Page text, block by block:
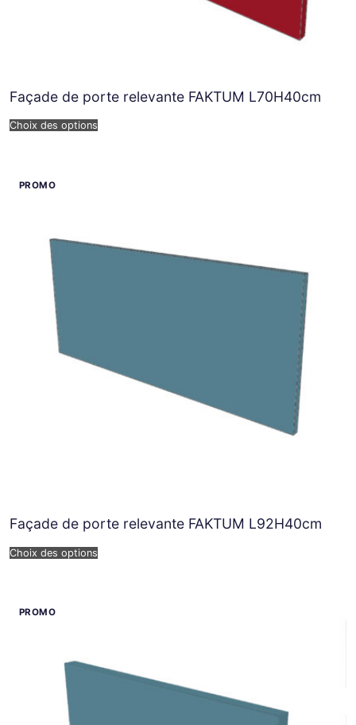
Façade de porte relevante FAKTUM L70H40cm
Choix des options
Façade de porte relevante FAKTUM L92H40cm
Choix des options